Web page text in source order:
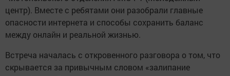
центр). Вместе с ребятами они разобрали главные
опасности интернета и способы сохранить баланс
между онлайн и реальной жизнью.
Встреча началась с откровенного разговора о том, что
скрывается за привычным словом «залипание